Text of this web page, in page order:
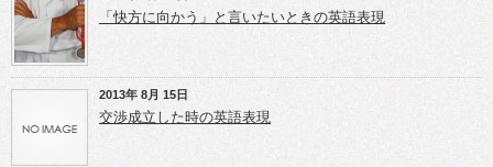
「快方に向かう」と言いたいときの英語表現
2013年 8月 15日
交渉成立した時の英語表現